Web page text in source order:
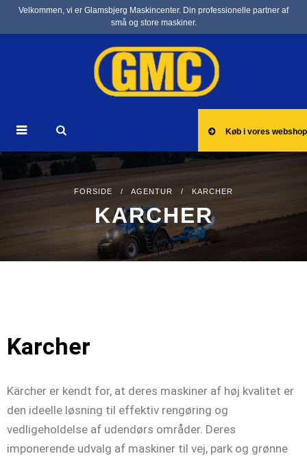
Velkommen, vi er Glamsbjerg Maskincenter. Din professionelle partner af
små og store maskiner.
Køb i vores webshop
FORSIDE / AGENTUR / KARCHER
KARCHER
Karcher
Kärcher er kendt for, at deres maskiner af høj kvalitet er
den ideelle løsning til effektiv rengøring og
vedligeholdelse af udendørs områder. Deres
imponerende udvalg af maskiner til vej, park og grønne